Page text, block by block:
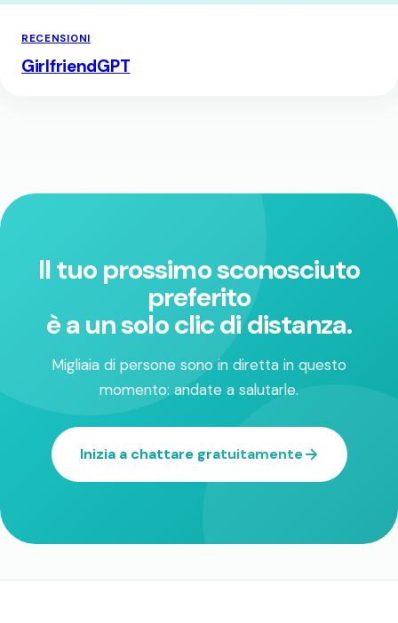
RECENSIONI
GirlfriendGPT
Il tuo prossimo sconosciuto
preferito
è a un solo clic di distanza.
Migliaia di persone sono in diretta in questo
momento: andate a salutarle.
Inizia a chattare gratuitamente